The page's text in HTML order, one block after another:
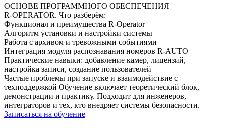
ОСНОВЕ ПРОГРАММНОГО ОБЕСПЕЧЕНИЯ
R‑OPERATOR. Что разберём:
Функционал и преимущества R-Operator
Алгоритм установки и настройки системы
Работа с архивом и тревожными событиями
Интеграция модуля распознавания номеров R-AUTO
Практические навыки: добавление камер, лицензий,
настройка записи, создание пользователей
Частые проблемы при запуске и взаимодействие с
техподдержкой Обучение включает теоретический блок,
демонстрации и практику. Подходит для инженеров,
интеграторов и тех, кто внедряет системы безопасности.
Записаться на обучение